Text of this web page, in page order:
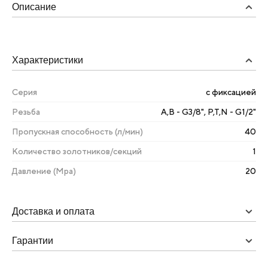
Описание
Характеристики
Серия с фиксацией
Резьба A,B - G3/8", P,T,N - G1/2"
Пропускная способность (л/мин) 40
Количество золотников/секций 1
Давление (Мра) 20
Доставка и оплата
Гарантии